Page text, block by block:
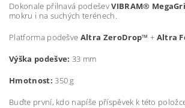
Dokonale přilnavá podeševVIBRAM®
mokru i na suchých terénech.
Platforma podešve Altra ZeroDrop™ + Altra
Výška podešve: 33 mm
Hmotnost: 350 g
Buďte první, kdo napíše příspěvek k této